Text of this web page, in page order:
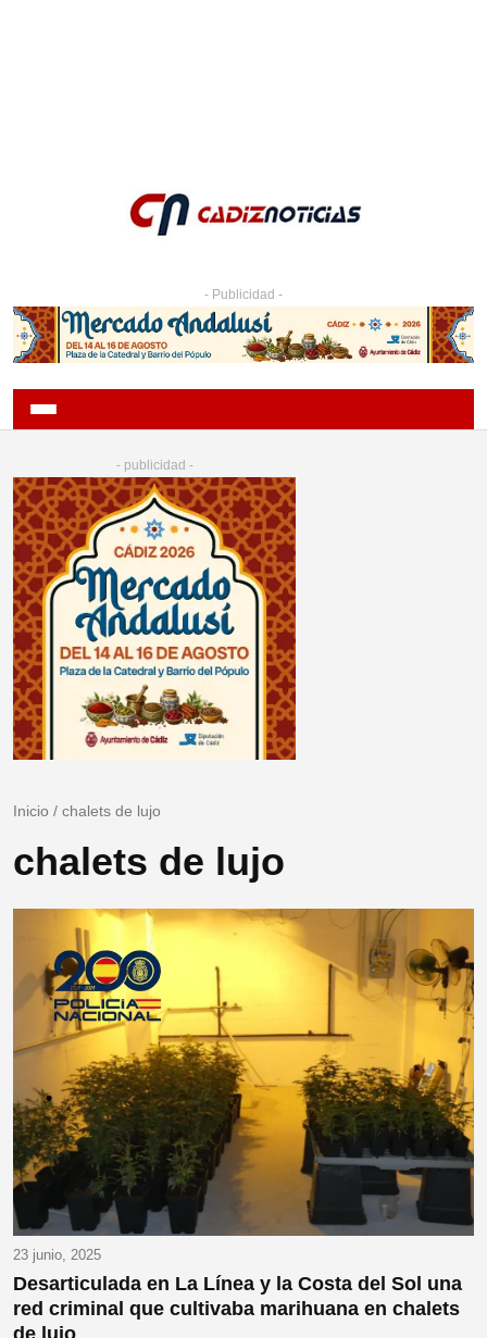
- Publicidad -
- publicidad -
Inicio / chalets de lujo
chalets de lujo
23 junio, 2025
Desarticulada en La Línea y la Costa del Sol una
red criminal que cultivaba marihuana en chalets
de lujo